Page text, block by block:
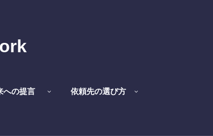
への提言 依頼先の選び方